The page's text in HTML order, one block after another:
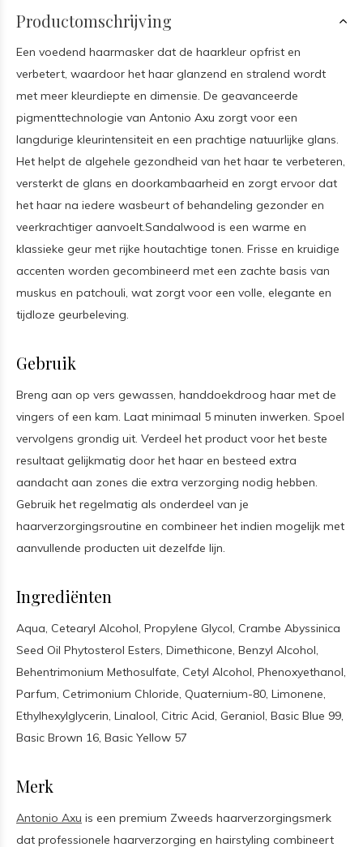
Productomschrijving
Een voedend haarmasker dat de haarkleur opfrist en
verbetert, waardoor het haar glanzend en stralend wordt
met meer kleurdiepte en dimensie. De geavanceerde
pigmenttechnologie van Antonio Axu zorgt voor een
langdurige kleurintensiteit en een prachtige natuurlijke glans.
Het helpt de algehele gezondheid van het haar te verbeteren,
versterkt de glans en doorkambaarheid en zorgt ervoor dat
het haar na iedere wasbeurt of behandeling gezonder en
veerkrachtiger aanvoelt.Sandalwood is een warme en
klassieke geur met rijke houtachtige tonen. Frisse en kruidige
accenten worden gecombineerd met een zachte basis van
muskus en patchouli, wat zorgt voor een volle, elegante en
tijdloze geurbeleving.
Gebruik
Breng aan op vers gewassen, handdoekdroog haar met de
vingers of een kam. Laat minimaal 5 minuten inwerken. Spoel
vervolgens grondig uit. Verdeel het product voor het beste
resultaat gelijkmatig door het haar en besteed extra
aandacht aan zones die extra verzorging nodig hebben.
Gebruik het regelmatig als onderdeel van je
haarverzorgingsroutine en combineer het indien mogelijk met
aanvullende producten uit dezelfde lijn.
Ingrediënten
Aqua, Cetearyl Alcohol, Propylene Glycol, Crambe Abyssinica
Seed Oil Phytosterol Esters, Dimethicone, Benzyl Alcohol,
Behentrimonium Methosulfate, Cetyl Alcohol, Phenoxyethanol,
Parfum, Cetrimonium Chloride, Quaternium-80, Limonene,
Ethylhexylglycerin, Linalool, Citric Acid, Geraniol, Basic Blue 99,
Basic Brown 16, Basic Yellow 57
Merk
Antonio Axu is een premium Zweeds haarverzorgingsmerk
dat professionele haarverzorging en hairstyling combineert